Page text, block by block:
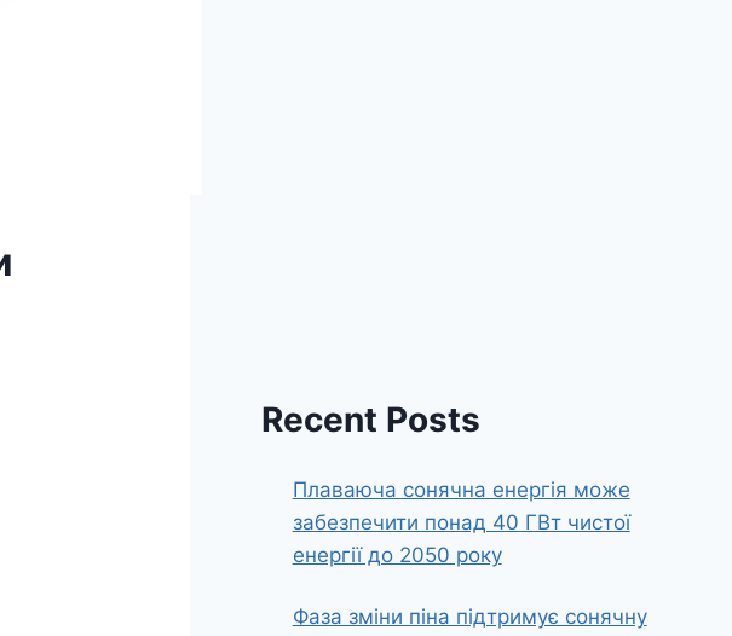
Recent Posts
Плаваюча сонячна енергія може
забезпечити понад 40 ГВт чистої
енергії до 2050 року
Фаза зміни піна підтримує сонячну